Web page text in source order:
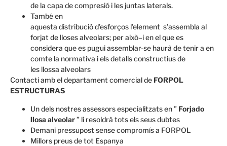
de la capa de compresió i les juntas laterals.
També en
aquesta distribuciód’esforços l’element s’assembla al
forjat de llosesalveolars; per això–i en elque es
considera quees puguiassemblar-se haurà de tenir a en
comte la normativa i els detallsconstructiusde
les llossa alveolars
Contacti amb el departament comercial de FORPOL
ESTRUCTURAS
Un dels nostres assessors especialitzats en ” Forjado
llosa alveolar” li resoldrà tots els seus dubtes
Demani pressupost sense compromís a FORPOL
Millors preus de tot Espanya